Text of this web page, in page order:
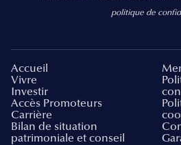
politique de
Accueil
Vivre
Investir
Accès Promoteurs
Carrière
Bilan de situation
patrimoniale et conseil